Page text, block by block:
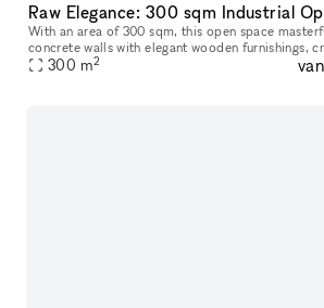
With an area of 300 sqm, this open space
concrete walls with elegant wooden furnishings,
industrial atmosphere. Located in a prime
300 m2